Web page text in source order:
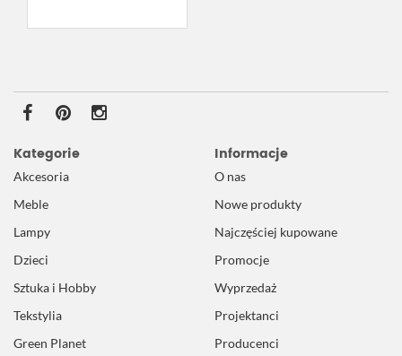
Kategorie
Akcesoria
Meble
Lampy
Dzieci
Sztuka i Hobby
Tekstylia
Green Planet
Informacje
O nas
Nowe produkty
Najczęściej kupowane
Promocje
Wyprzedaż
Projektanci
Producenci